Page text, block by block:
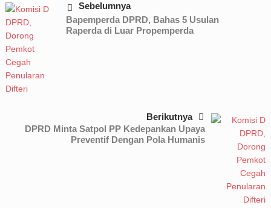
Sebelumnya
Bapemperda DPRD, Bahas 5 Usulan
Raperda di Luar Propemperda
Berikutnya
DPRD Minta Satpol PP Kedepankan Upaya
Preventif Dengan Pola Humanis